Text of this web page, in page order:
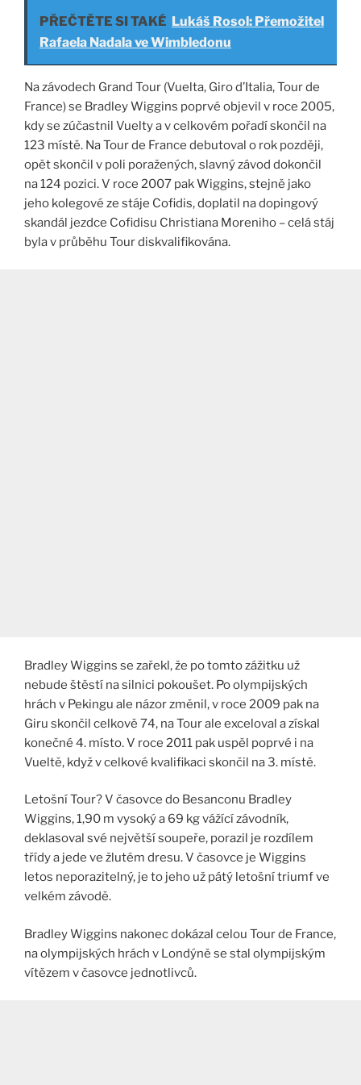
PŘEČTĚTE SI TAKÉ Lukáš Rosol: Přemožitel
Rafaela Nadala ve Wimbledonu
Na závodech Grand Tour (Vuelta, Giro d’Italia, Tour de
France) se Bradley Wiggins poprvé objevil v roce 2005,
kdy se zúčastnil Vuelty a v celkovém pořadí skončil na
123 místě. Na Tour de France debutoval o rok později,
opět skončil v poli poražených, slavný závod dokončil
na 124 pozici. V roce 2007 pak Wiggins, stejně jako
jeho kolegové ze stáje Cofidis, doplatil na dopingový
skandál jezdce Cofidisu Christiana Moreniho – celá stáj
byla v průběhu Tour diskvalifikována.
Bradley Wiggins se zařekl, že po tomto zážitku už
nebude štěstí na silnici pokoušet. Po olympijských
hrách v Pekingu ale názor změnil, v roce 2009 pak na
Giru skončil celkově 74, na Tour ale exceloval a získal
konečné 4. místo. V roce 2011 pak uspěl poprvé i na
Vueltě, když v celkové kvalifikaci skončil na 3. místě.
Letošní Tour? V časovce do Besanconu Bradley
Wiggins, 1,90 m vysoký a 69 kg vážící závodník,
deklasoval své největší soupeře, porazil je rozdílem
třídy a jede ve žlutém dresu. V časovce je Wiggins
letos neporazitelný, je to jeho už pátý letošní triumf ve
velkém závodě.
Bradley Wiggins nakonec dokázal celou Tour de France,
na olympijských hrách v Londýně se stal olympijským
vítězem v časovce jednotlivců.